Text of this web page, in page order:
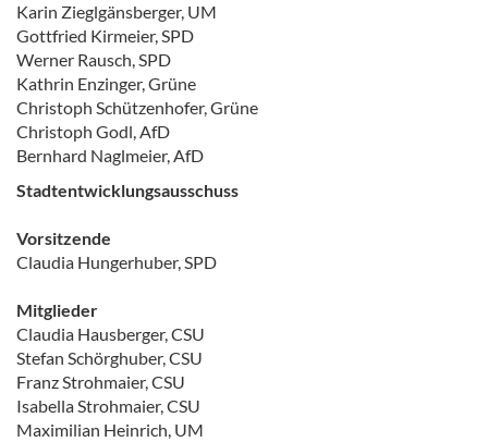
Karin Zieglgänsberger, UM
Gottfried Kirmeier, SPD
Werner Rausch, SPD
Kathrin Enzinger, Grüne
Christoph Schützenhofer, Grüne
Christoph Godl, AfD
Bernhard Naglmeier, AfD
Stadtentwicklungsausschuss
Vorsitzende
Claudia Hungerhuber, SPD
Mitglieder
Claudia Hausberger, CSU
Stefan Schörghuber, CSU
Franz Strohmaier, CSU
Isabella Strohmaier, CSU
Maximilian Heinrich, UM